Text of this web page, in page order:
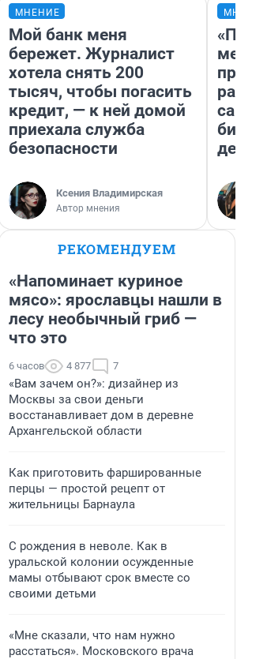
МНЕНИЕ
Мой банк меня
бережет. Журналист
хотела снять 200
тысяч, чтобы погасить
кредит, — к ней домой
приехала служба
безопасности
Ксения Владимирская
Автор мнения
РЕКОМЕНДУЕМ
«Напоминает куриное
мясо»: ярославцы нашли в
лесу необычный гриб —
что это
6 часов 4 877 7
«Вам зачем он?»: дизайнер из
Москвы за свои деньги
восстанавливает дом в деревне
Архангельской области
Как приготовить фаршированные
перцы — простой рецепт от
жительницы Барнаула
С рождения в неволе. Как в
уральской колонии осужденные
мамы отбывают срок вместе со
своими детьми
«Мне сказали, что нам нужно
расстаться». Московского врача